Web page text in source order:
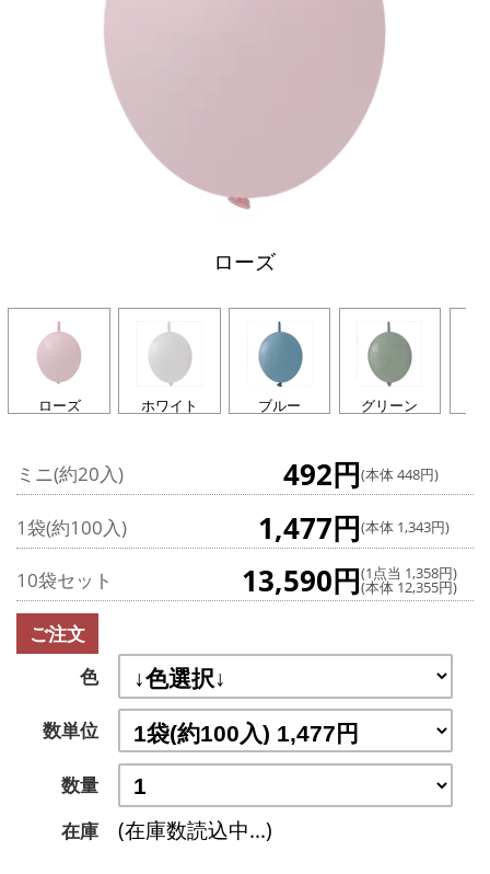
ローズ
ローズ ホワイト ブルー グリーン
ミニ(約20入) 492円(本体 448円)
1袋(約100入) 1,477円(本体 1,343円)
10袋セット 13,590円(1点当 1,358円)
(本体 12,355円)
ご注文
色
数単位
数量
在庫
(在庫数読込中...)